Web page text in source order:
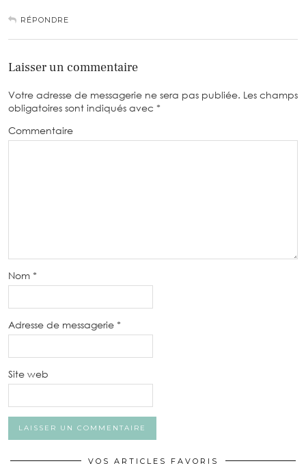
RÉPONDRE
Laisser un commentaire
Votre adresse de messagerie ne sera pas publiée. Les champs
obligatoires sont indiqués avec *
Commentaire
Nom *
Adresse de messagerie *
Site web
VOS ARTICLES FAVORIS